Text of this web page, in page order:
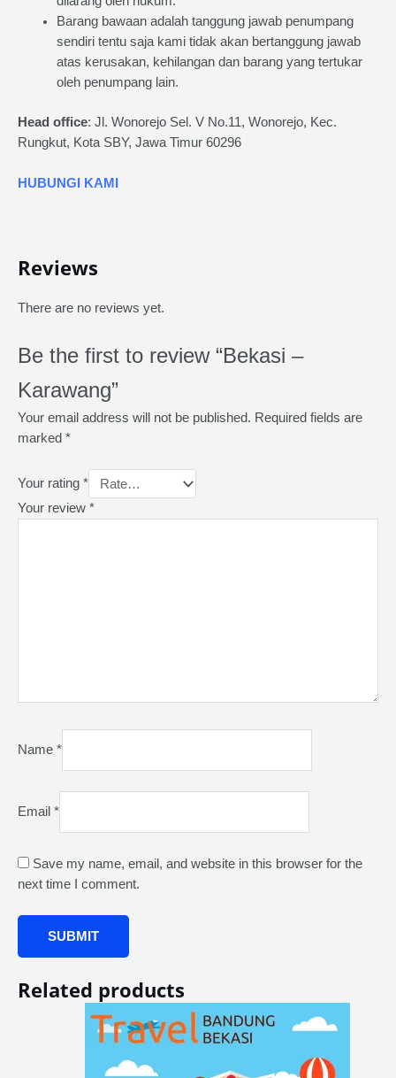
Barang bawaan adalah tanggung jawab penumpang
sendiri tentu saja kami tidak akan bertanggung jawab
atas kerusakan, kehilangan dan barang yang tertukar
oleh penumpang lain.
Head office: Jl. Wonorejo Sel. V No.11, Wonorejo, Kec.
Rungkut, Kota SBY, Jawa Timur 60296
HUBUNGI KAMI
Reviews
There are no reviews yet.
Be the first to review “Bekasi –
Karawang”
Your email address will not be published. Required fields are
marked *
Your rating *
Your review *
Name *
Email *
Save my name, email, and website in this browser for the
next time I comment.
Related products